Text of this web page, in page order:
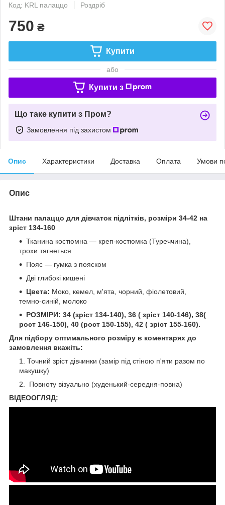
Код: KRL палаццо
Роздріб
750 ₴
Купити
або
Купити з
Що таке купити з Пром?
Замовлення під захистом
Опис Характеристики Доставка Оплата Умови
Опис
Штани палаццо для дівчаток підлітків, розміри 34-42 на
зріст 134-160
Тканина костюмна — креп-костюмка (Туреччина),
трохи тягнеться
Пояс — гумка з пояском
Дві глибокі кишені
Цвета: Моко, кемел, м'ята, чорний, фіолетовий,
темно-синій, молоко
РОЗМІРИ: 34 (зріст 134-140), 36 ( зріст 140-146), 38(
рост 146-150), 40 (рост 150-155), 42 ( зріст 155-160).
Для підбору оптимального розміру в коментарях до
замовлення вкажіть:
Точний зріст дівчинки (замір під стіною п'яти разом по
макушку)
Повноту візуально (худенький-середня-повна)
ВІДЕООГЛЯД: